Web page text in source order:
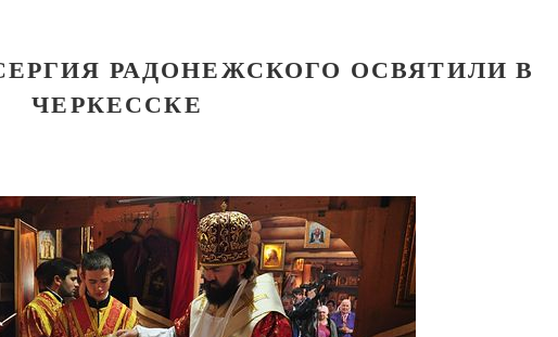
РАДОНЕЖСКОГО ОСВЯТИЛИ В
ЧЕРКЕССКЕ